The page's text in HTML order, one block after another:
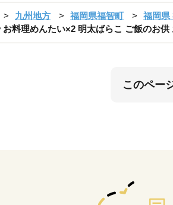
九州地方 福岡県福智町
福岡県
お料理めんたい×2 明太ばらこ ご飯のお
このペー